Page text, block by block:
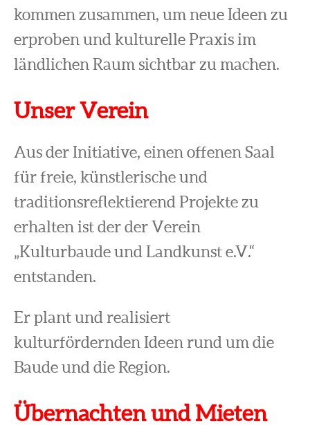
kommen zusammen, um neue Ideen zu
erproben und kulturelle Praxis im
ländlichen Raum sichtbar zu machen.
Unser Verein
Aus der Initiative, einen offenen Saal
für freie, künstlerische und
traditionsreflektierend Projekte zu
erhalten ist der der Verein
„Kulturbaude und Landkunst e.V.“
entstanden.
Er plant und realisiert
kulturfördernden Ideen rund um die
Baude und die Region.
Übernachten und Mieten